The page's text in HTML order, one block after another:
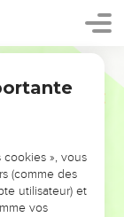
ÉVITER LES
», vous
(comme des
utilisateur) et
vos